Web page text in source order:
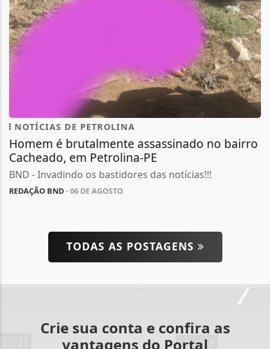
NOTÍCIAS DE PETROLINA
Homem é brutalmente assassinado no bairro
Cacheado, em Petrolina-PE
BND - Invadindo os bastidores das notícias!!!
REDAÇÃO BND- 06 DE AGOSTO
TODAS AS POSTAGENS
Crie sua conta e confira as
vantagens do Portal